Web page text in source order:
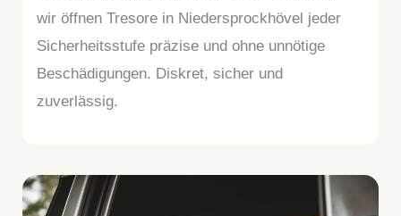
wir öffnen Tresore in Niedersprockhövel jeder
Sicherheitsstufe präzise und ohne unnötige
Beschädigungen. Diskret, sicher und
zuverlässig.